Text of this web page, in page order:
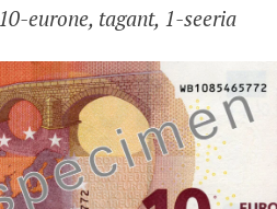
10-eurone, tagant, 1-seeria